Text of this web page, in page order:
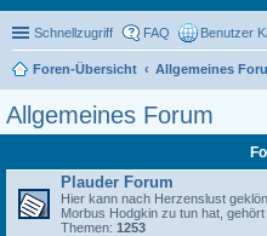
Schnellzugriff FAQ Benutzer
Foren-Übersicht
Allgemeines
Allgemeines Forum
Plauder Forum
Hier kann nach Herzenslust
Morbus Hodgkin zu tun hat, gehört
Themen: 1253